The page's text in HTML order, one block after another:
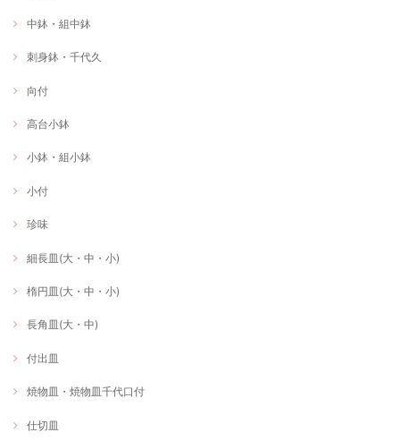
中鉢・組中鉢
刺身鉢・千代久
向付
高台小鉢
小鉢・組小鉢
小付
珍味
細長皿(大・中・小)
楕円皿(大・中・小)
長角皿(大・中)
付出皿
焼物皿・焼物皿千代口付
仕切皿